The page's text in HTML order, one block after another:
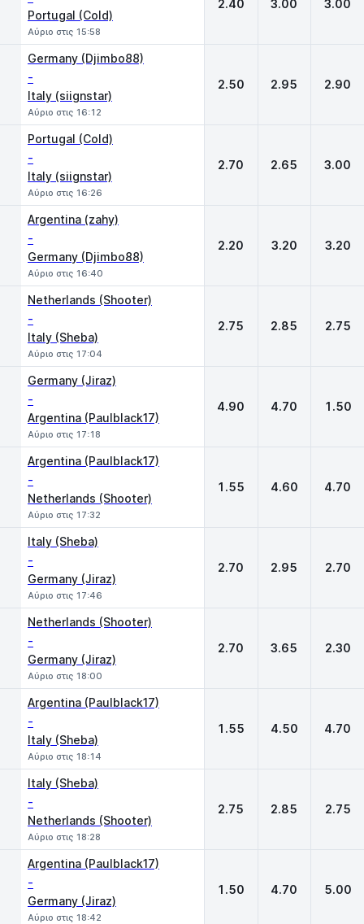
Portugal (Cold)
Αύριο στις 15:58
2.40 3.00 3.00
Germany (Djimbo88)
-
Italy (siignstar)
Αύριο στις 16:12
2.50 2.95 2.90
Portugal (Cold)
-
Italy (siignstar)
Αύριο στις 16:26
2.70 2.65 3.00
Argentina (zahy)
-
Germany (Djimbo88)
Αύριο στις 16:40
2.20 3.20 3.20
Netherlands (Shooter)
-
Italy (Sheba)
Αύριο στις 17:04
2.75 2.85 2.75
Germany (Jiraz)
-
Argentina (Paulblack17)
Αύριο στις 17:18
4.90 4.70 1.50
Argentina (Paulblack17)
-
Netherlands (Shooter)
Αύριο στις 17:32
1.55 4.60 4.70
Italy (Sheba)
-
Germany (Jiraz)
Αύριο στις 17:46
2.70 2.95 2.70
Netherlands (Shooter)
-
Germany (Jiraz)
Αύριο στις 18:00
2.70 3.65 2.30
Argentina (Paulblack17)
-
Italy (Sheba)
Αύριο στις 18:14
1.55 4.50 4.70
Italy (Sheba)
-
Netherlands (Shooter)
Αύριο στις 18:28
2.75 2.85 2.75
Argentina (Paulblack17)
-
Germany (Jiraz)
Αύριο στις 18:42
1.50 4.70 5.00